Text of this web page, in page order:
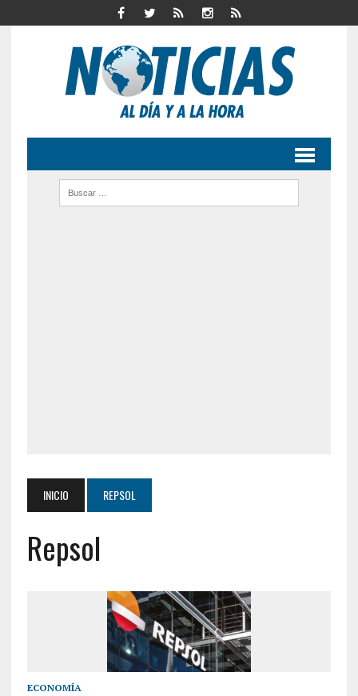
INICIO REPSOL
Repsol
ECONOMÍA